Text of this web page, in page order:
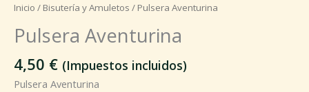
Inicio / Bisutería y Amuletos / Pulsera Aventurina
Pulsera Aventurina
4,50 € (Impuestos incluidos)
Pulsera Aventurina